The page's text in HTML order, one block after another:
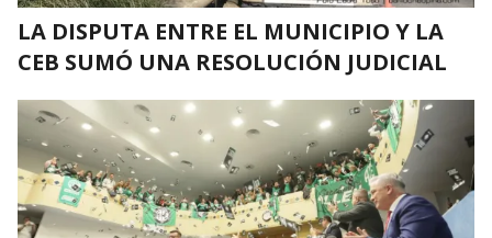
LA DISPUTA ENTRE EL MUNICIPIO Y LA
CEB SUMÓ UNA RESOLUCIÓN JUDICIAL